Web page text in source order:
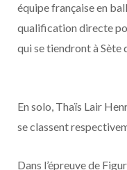
équipe française en
qualification directe
qui se tiendront à Sète
En solo, Thaïs Lair
se classent
Dans l’épreuve de